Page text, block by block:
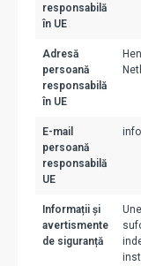
responsabilă
în UE
Adresă
persoană
responsabilă
în UE
E-mail
persoană
responsabilă
UE
Informații și
avertismente
de siguranță